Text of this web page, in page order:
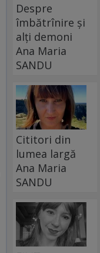
Despre
îmbătrînire și
alți demoni
Ana Maria
SANDU
Cititori din
lumea largă
Ana Maria
SANDU